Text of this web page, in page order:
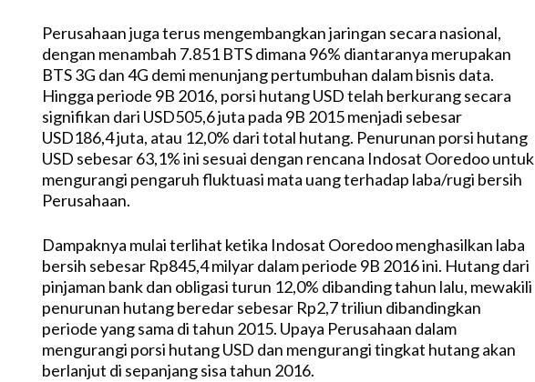
Perusahaan juga terus mengembangkan jaringan secara nasional,
dengan menambah 7.851 BTS dimana 96% diantaranya merupakan
BTS 3G dan 4G demi menunjang pertumbuhan dalam bisnis data.
Hingga periode 9B 2016, porsi hutang USD telah berkurang secara
signifikan dari USD505,6 juta pada 9B 2015 menjadi sebesar
USD186,4 juta, atau 12,0% dari total hutang. Penurunan porsi hutang
USD sebesar 63,1% ini sesuai dengan rencana Indosat Ooredoo untuk
mengurangi pengaruh fluktuasi mata uang terhadap laba/rugi bersih
Perusahaan.
Dampaknya mulai terlihat ketika Indosat Ooredoo menghasilkan laba
bersih sebesar Rp845,4 milyar dalam periode 9B 2016 ini. Hutang dari
pinjaman bank dan obligasi turun 12,0% dibanding tahun lalu, mewakili
penurunan hutang beredar sebesar Rp2,7 triliun dibandingkan
periode yang sama di tahun 2015. Upaya Perusahaan dalam
mengurangi porsi hutang USD dan mengurangi tingkat hutang akan
berlanjut di sepanjang sisa tahun 2016.